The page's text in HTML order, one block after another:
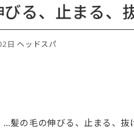
びる、止まる、
日 ヘッドスパ
…髪の毛の伸びる、止まる、抜